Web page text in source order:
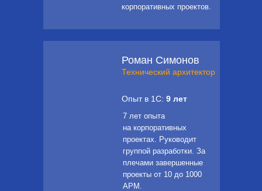
корпоративных проектов.
Роман Симонов
Технический архитектор
Опыт в 1С: 9 лет
7 лет опыта
на корпоративных
проектах. Руководит
группой разработки. За
плечами завершенные
проекты от 10 до 1000
АРМ.